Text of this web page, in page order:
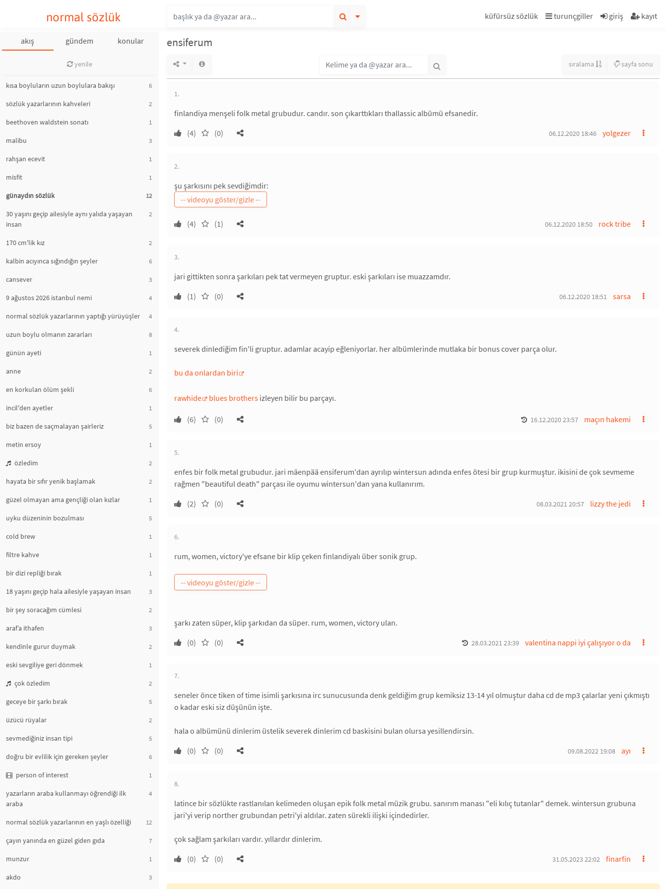
normal sözlük küfürsüz sözlük turunçgiller giriş kayıt
akış gündem konular
yenile
kısa boyluların uzun boylulara bakışı 6
sözlük yazarlarının kahveleri 2
beethoven waldstein sonatı 1
malibu 3
rahşan ecevit 1
misfit 1
günaydın sözlük 12
30 yaşını geçip ailesiyle aynı yalıda yaşayan
insan
2
170 cm'lik kız 2
kalbin acıyınca sığındığın şeyler 6
cansever 3
9 ağustos 2026 istanbul nemi 4
normal sözlük yazarlarının yaptığı yürüyüşler 4
uzun boylu olmanın zararları 8
günün ayeti 1
anne 2
en korkulan ölüm şekli 6
incil'den ayetler 1
biz bazen de saçmalayan şairleriz 5
metin ersoy 1
özledim 2
hayata bir sıfır yenik başlamak 2
güzel olmayan ama gençliği olan kızlar 1
uyku düzeninin bozulması 5
cold brew 1
filtre kahve 1
bir dizi repliği bırak 1
18 yaşını geçip hala ailesiyle yaşayan insan 3
bir şey soracağım cümlesi 2
araf’a ithafen 3
kendinle gurur duymak 2
eski sevgiliye geri dönmek 1
çok özledim 2
geceye bir şarkı bırak 5
üzücü rüyalar 2
sevmediğiniz insan tipi 5
doğru bir evlilik için gereken şeyler 6
person of interest 1
yazarların araba kullanmayı öğrendiği ilk
araba
4
normal sözlük yazarlarının en yaşlı özelliği 12
çayın yanında en güzel giden gıda 7
munzur 1
akdo 3
ensiferum
sıralama sayfa sonu
1.
finlandiya menşeli folk metal grubudur. candır. son çıkarttıkları thallassic albümü efsanedir.
(4)
(0) yolgezer
06.12.2020 18:46
2.
şu şarkısını pek sevdiğimdir:
(4) (1) rock tribe
06.12.2020 18:50
3.
jari gittikten sonra şarkıları pek tat vermeyen gruptur. eski şarkıları ise muazzamdır.
(1)
(0) sarsa
06.12.2020 18:51
4.
severek dinlediğim fin'li gruptur. adamlar acayip eğleniyorlar. her albümlerinde mutlaka bir bonus cover parça olur.
bu da onlardan biri
rawhide blues brothers izleyen bilir bu parçayı.
(6) (0) maçın hakemi
16.12.2020 23:57
5.
enfes bir folk metal grubudur. jari mäenpää ensiferum'dan ayrılıp wintersun adında enfes ötesi bir grup kurmuştur. ikisini de çok sevmeme
rağmen "beautiful death" parçası ile oyumu wintersun'dan yana kullanırım.
(2)
(0) lizzy the jedi
08.03.2021 20:57
6.
rum, women, victory'ye efsane bir klip çeken finlandiyalı über sonik grup.
şarkı zaten süper, klip şarkıdan da süper. rum, women, victory ulan.
(0)
(0) valentina nappi iyi çalışıyor o da
28.03.2021 23:39
7.
seneler önce tiken of time isimli şarkısına irc sunucusunda denk geldiğim grup kemiksiz 13-14 yıl olmuştur daha cd de mp3 çalarlar yeni çıkmıştı
o kadar eski siz düşünün işte.
hala o albümünü dinlerim üstelik severek dinlerim cd baskisini bulan olursa yesillendirsin.
(0)
(0) ayı
09.08.2022 19:08
8.
latince bir sözlükte rastlanılan kelimeden oluşan epik folk metal müzik grubu. sanırım manası "eli kılıç tutanlar" demek. wintersun grubuna
jari'yi verip norther grubundan petri'yi aldılar. zaten sürekli ilişki içindedirler.
çok sağlam şarkıları vardır. yıllardır dinlerim.
(0)
(0) finarfin
31.05.2023 22:02